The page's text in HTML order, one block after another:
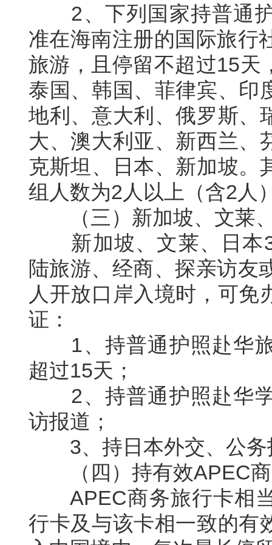
2、下列国家持普通护
准在海南注册的国际旅行
旅游，且停留不超过15天
泰国、韩国、菲律宾、印
地利、意大利、俄罗斯、
大、澳大利亚、新西兰、
克斯坦、日本、新加坡。
组人数为2人以上（含2人
（三）新加坡、文莱
新加坡、文莱、日本3
陆旅游、经商、探亲访友
人开放口岸入境时，可免
证：
1、持普通护照赴华旅
超过15天；
2、持普通护照赴华学
访报道；
3、持日本外交、公务
（四）持有效APEC商
APEC商务旅行卡相当
行卡及与该卡相一致的有